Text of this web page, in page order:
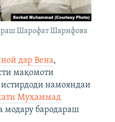
Шарофат Шарифова
дар Вена,
мақомоти
намояндаи
Муҳаммад
модару бародараш